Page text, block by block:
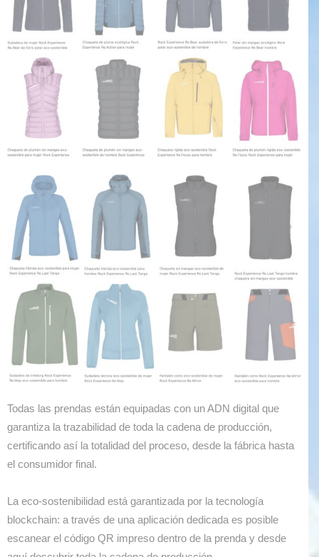
Todas las prendas están equipadas con un ADN digital que
garantiza la trazabilidad de toda la cadena de producción,
certificando así la totalidad del proceso, desde la fábrica hasta
el consumidor final.
La eco-sostenibilidad está garantizada por la tecnología
blockchain: a través de una aplicación dedicada es posible
escanear el código QR impreso dentro de la prenda y desde